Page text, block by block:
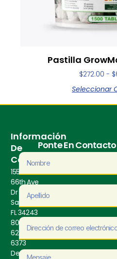
Pastilla
$272.00 - $
Seleccionar
Información
De
Contacto
1550
66th Ave
Dr E,
Sarasota,
FL 34243
800-
628-
6373
De
Ponte En